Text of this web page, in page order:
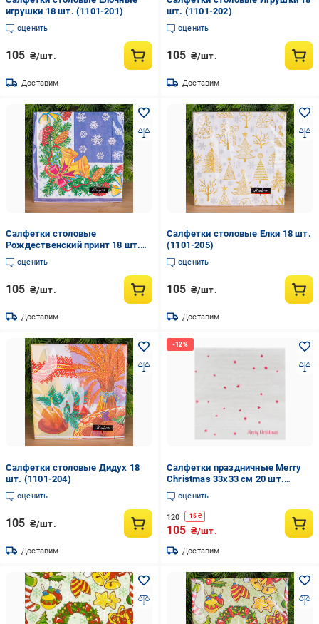
игрушки 18 шт. (1101-201)
оценить
105 ₴/шт.
Доставим
шт. (1101-202)
оценить
105 ₴/шт.
Доставим
Салфетки столовые
Рождественский принт 18 шт.
(1101-226)
оценить
105 ₴/шт.
Доставим
Салфетки столовые Елки 18 шт.
(1101-205)
оценить
105 ₴/шт.
Доставим
Салфетки столовые Дидух 18
шт. (1101-204)
оценить
105 ₴/шт.
Доставим
Салфетки праздничные Merry
Christmas 33х33 см 20 шт.
(13449588)
оценить
120 -15 ₴
105 ₴/шт.
Доставим